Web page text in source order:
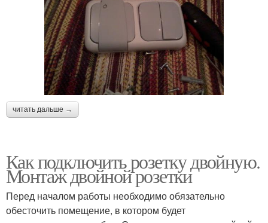
читать дальше →
Как подключить розетку двойную.
Монтаж двойной розетки
Перед началом работы необходимо обязательно
обесточить помещение, в котором будет